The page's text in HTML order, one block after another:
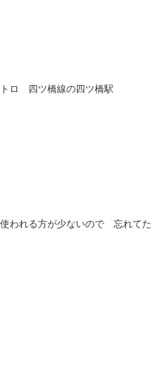
ロ 四ツ橋線の四ツ橋駅
われる方が少ないので 忘れてた